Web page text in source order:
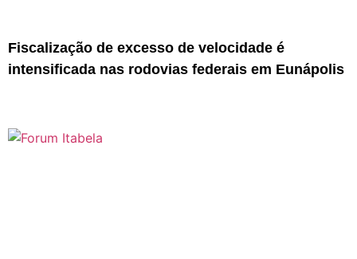
Fiscalização de excesso de velocidade é
intensificada nas rodovias federais em Eunápolis